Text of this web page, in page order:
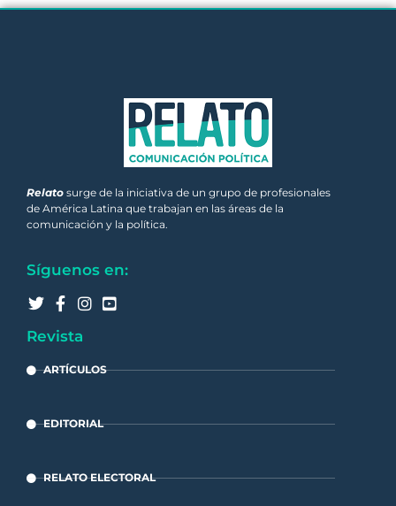
Relato surge de la iniciativa de un grupo de profesionales
de América Latina que trabajan en las áreas de la
comunicación y la política.
Síguenos en:
Revista
ARTÍCULOS
EDITORIAL
RELATO ELECTORAL